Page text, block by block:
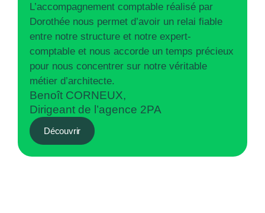
L’accompagnement comptable réalisé par
Dorothée nous permet d’avoir un relai fiable
entre notre structure et notre expert-
comptable et nous accorde un temps précieux
pour nous concentrer sur notre véritable
métier d’architecte.
Benoît CORNEUX,
Dirigeant de l’agence 2PA
Découvrir